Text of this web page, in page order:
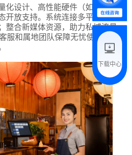
化设计、高性能硬件（如Mini 4的
开放支持。系统连接多平台接
整合新媒体资源，助力私域流量
服和属地团队保障无忧使用，为
下载中心
预约试用
，了解最新优惠